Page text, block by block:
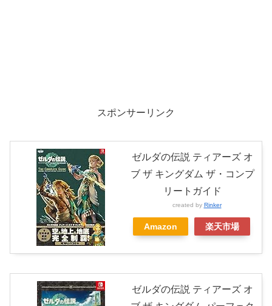
スポンサーリンク
ゼルダの伝説 ティアーズ オ
ブ ザ キングダム ザ・コンプ
リートガイド
created by Rinker
Amazon 楽天市場
ゼルダの伝説 ティアーズ オ